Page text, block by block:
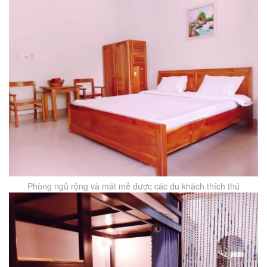
Phòng ngủ rộng và mát mẻ được các du khách thích thú